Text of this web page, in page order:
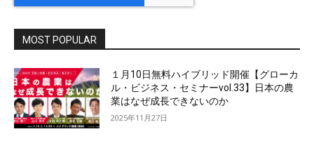
MOST POPULAR
１月10日無料ハイブリッド開催【グローカ
ル・ビジネス・セミナーvol.33】日本の農
業はなぜ成長できないのか
2025年11月27日